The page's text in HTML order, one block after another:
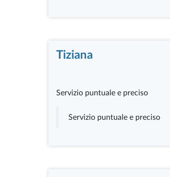
Tiziana
Servizio puntuale e preciso
Servizio puntuale e preciso